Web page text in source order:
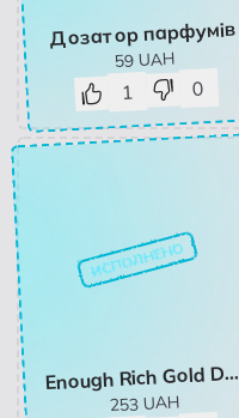
Дозатор парфумів
59 UAH
1 0
ИСПОЛНЕНО
Enough Rich Gold Double Wear Radiance Foundation SPF50+ PA+++ - Foundation with Gold: купити за найкращою ціною в Україні | Makeup.ua
253 UAH